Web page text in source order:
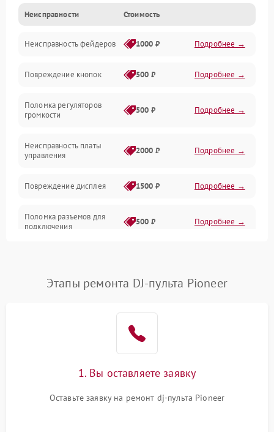
Управление
Интерфейсы
Механические повреждения
Механика
Неисправности Стоимость
Неисправность фейдеров 1000 ₽ Подробнее →
Повреждение кнопок 500 ₽ Подробнее →
Поломка регуляторов
громкости
500 ₽ Подробнее →
Неисправность платы
управления
2000 ₽ Подробнее →
Повреждение дисплея 1500 ₽ Подробнее →
Поломка разъемов для
подключения
500 ₽ Подробнее →
1000 ₽
Поломка системы
автоматического
1000 ₽ Подробнее →
Этапы ремонта DJ-пульта Pioneer
1. Вы оставляете заявку
Оставьте заявку на ремонт dj-пульта Pioneer